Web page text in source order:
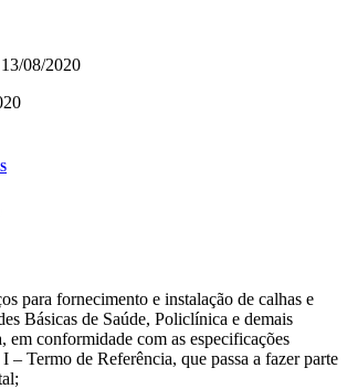
08/2020
para fornecimento e instalação de calhas e
Básicas de Saúde, Policlínica e demais
em conformidade com as especificações
– Termo de Referência, que passa a fazer parte